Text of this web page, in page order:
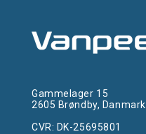
Gammelager 15
2605 Brøndby, Danmark
CVR: DK-25695801